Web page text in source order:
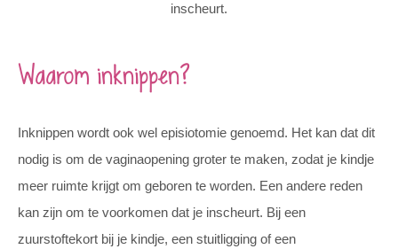
inscheurt.
Waarom inknippen?
Inknippen wordt ook wel episiotomie genoemd. Het kan dat dit
nodig is om de vaginaopening groter te maken, zodat je kindje
meer ruimte krijgt om geboren te worden. Een andere reden
kan zijn om te voorkomen dat je inscheurt. Bij een
zuurstoftekort bij je kindje, een stuitligging of een